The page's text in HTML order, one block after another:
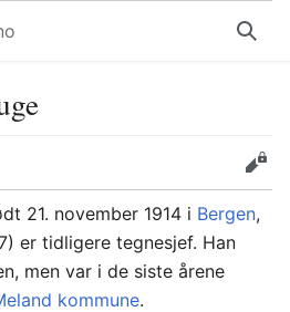
Søk
Rediger
21. november 1914 i Bergen,
er tidligere tegnesjef. Han
men var i de siste årene
kommune.